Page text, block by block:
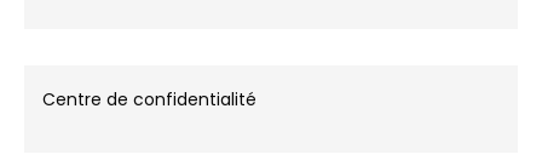
Centre de confidentialité